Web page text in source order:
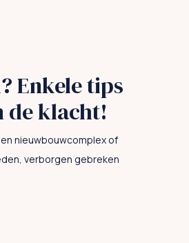
Enkele tips
de klacht!
nieuwbouwcomplex of
verborgen gebreken